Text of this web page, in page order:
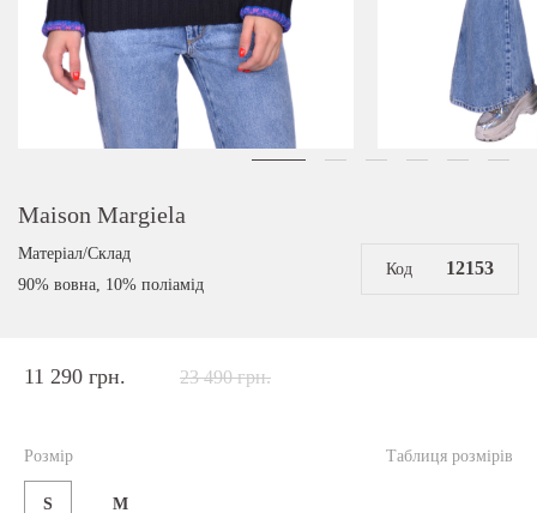
Maison Margiela
Матеріал/Склад
90% вовна, 10% поліамід
Код 12153
11 290 грн. 23 490 грн.
Таблиця розмірів
Розмір
S M